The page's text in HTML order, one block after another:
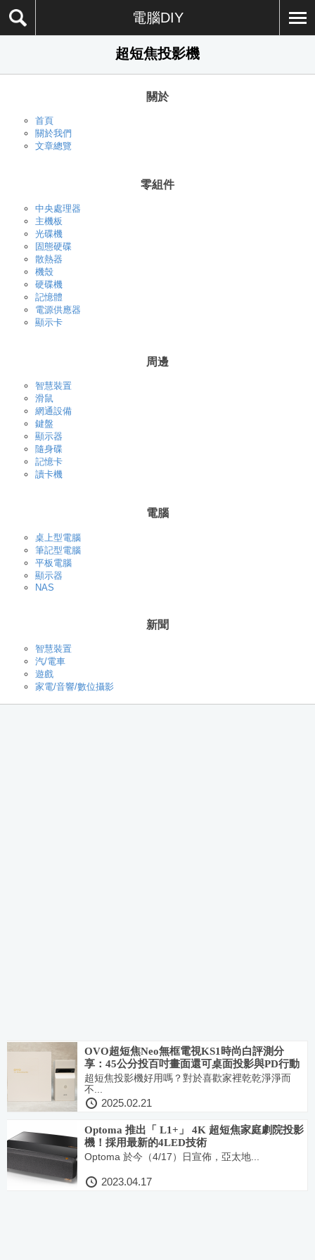
電腦DIY
超短焦投影機
關於
首頁
關於我們
文章總覽
零組件
中央處理器
主機板
光碟機
固態硬碟
散熱器
機殼
硬碟機
記憶體
電源供應器
顯示卡
周邊
智慧裝置
滑鼠
網通設備
鍵盤
顯示器
隨身碟
記憶卡
讀卡機
電腦
桌上型電腦
筆記型電腦
平板電腦
顯示器
NAS
新聞
智慧裝置
汽/電車
遊戲
家電/音響/數位攝影
OVO超短焦Neo無框電視KS1時尚白評測分
享：45公分投百吋畫面還可桌面投影與PD行動
電源供電
超短焦投影機好用嗎？對於喜歡家裡乾乾淨淨而
不...
2025.02.21
Optoma 推出「 L1+」 4K 超短焦家庭劇院投影
機！採用最新的4LED技術
Optoma 於今（4/17）日宣佈，亞太地...
2023.04.17